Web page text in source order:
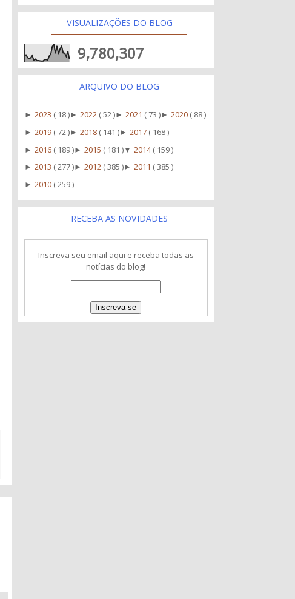
VISUALIZAÇÕES DO BLOG
9,780,307
ARQUIVO DO BLOG
►2023 ( 18 )►2022 ( 52 )►2021 ( 73 )►2020 ( 88 )
►2019 ( 72 )►2018 ( 141 )►2017 ( 168 )
►2016 ( 189 )►2015 ( 181 ) ▼2014( 159 )
►2013 ( 277 )►2012 ( 385 )►2011 ( 385 )
►2010 ( 259 )
RECEBA AS NOVIDADES
Inscreva seu email aqui e receba todas as
notícias do blog!